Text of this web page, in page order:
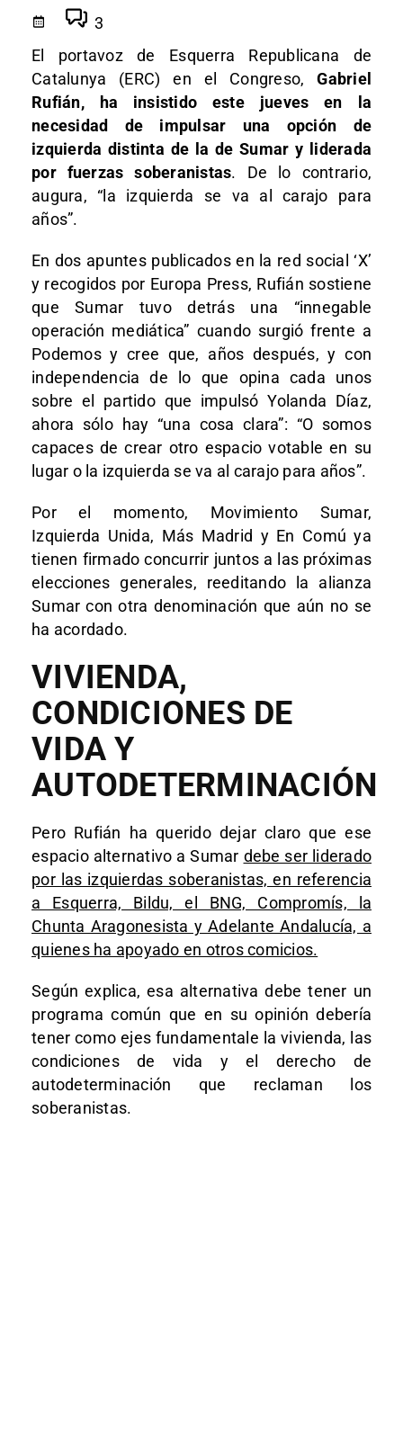
3
El portavoz de Esquerra Republicana de
Catalunya (ERC) en el Congreso,Gabriel
Rufián, ha insistido este jueves en la
necesidad de impulsar una opción de
izquierda distinta de la de Sumar y liderada
por fuerzas soberanistas. De lo contrario,
augura, “la izquierda se va al carajo para
años”.
En dos apuntes publicados en la red social ‘X’
y recogidos por Europa Press, Rufián sostiene
que Sumar tuvo detrás una “innegable
operación mediática” cuando surgió frente a
Podemos y cree que, años después, y con
independencia de lo que opina cada unos
sobre el partido que impulsó Yolanda Díaz,
ahora sólo hay “una cosa clara”: “O somos
capaces de crear otro espacio votable en su
lugar o la izquierda se va al carajo para años”.
Por el momento, Movimiento Sumar,
Izquierda Unida, Más Madrid y En Comú ya
tienen firmado concurrir juntos a las próximas
elecciones generales, reeditando la alianza
Sumar con otra denominación que aún no se
ha acordado.
VIVIENDA,
CONDICIONES DE
VIDA Y
AUTODETERMINACIÓN
Pero Rufián ha querido dejar claro que ese
espacio alternativo a Sumar debe ser liderado
por las izquierdas soberanistas, en referencia
a Esquerra, Bildu, el BNG, Compromís, la
Chunta Aragonesista y Adelante Andalucía, a
quienes ha apoyado en otros comicios.
Según explica, esa alternativa debe tener un
programa común que en su opinión debería
tener como ejes fundamentale la vivienda, las
condiciones de vida y el derecho de
autodeterminación que reclaman los
soberanistas.